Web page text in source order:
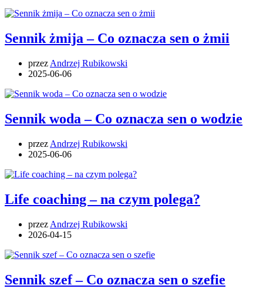
Sennik żmija – Co oznacza sen o żmii
przez Andrzej Rubikowski
2025-06-06
Sennik woda – Co oznacza sen o wodzie
przez Andrzej Rubikowski
2025-06-06
Life coaching – na czym polega?
przez Andrzej Rubikowski
2026-04-15
Sennik szef – Co oznacza sen o szefie